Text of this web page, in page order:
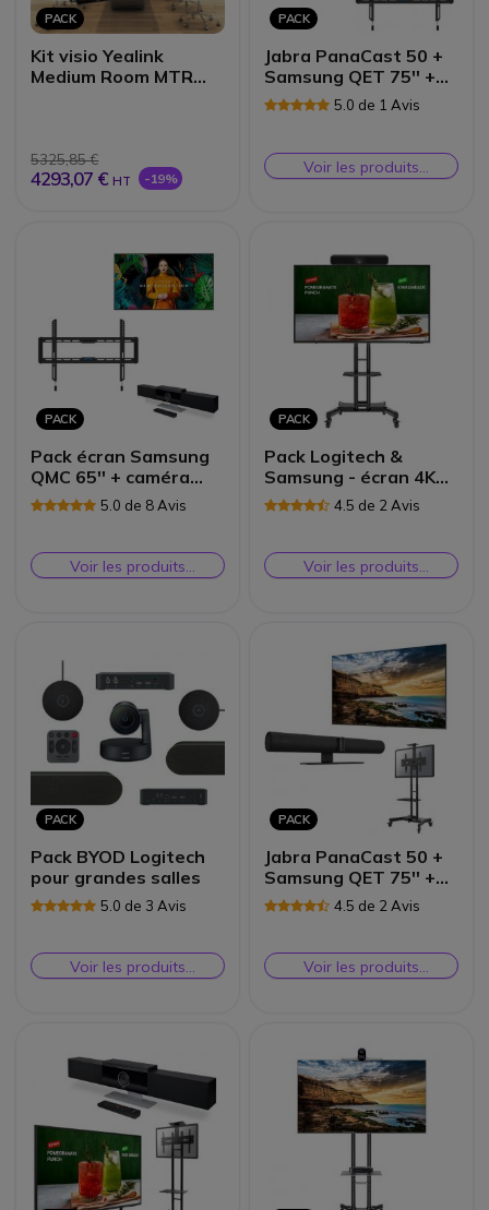
PACK
Kit visio Yealink
Medium Room MTR
5325,85 €
4293,07 € HT -19%
PACK
Jabra PanaCast 50 +
Samsung QET 75'' +
Neomounts WL30-
550BL16
5.0 de 1 Avis
Voir les produits
similaires
PACK
Pack écran Samsung
QMC 65'' + caméra
Poly Studio & support
5.0 de 8 Avis
Voir les produits
similaires
PACK
Pack Logitech &
Samsung - écran 4K
55'' + caméra +
support
4.5 de 2 Avis
Voir les produits
similaires
PACK
Pack BYOD Logitech
pour grandes salles
5.0 de 3 Avis
Voir les produits
similaires
PACK
Jabra PanaCast 50 +
Samsung QET 75'' +
Neomounts M1700
4.5 de 2 Avis
Voir les produits
similaires